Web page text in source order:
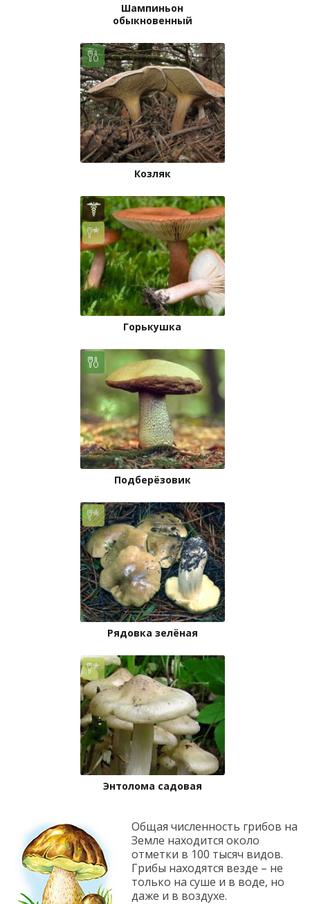
Шампиньон
обыкновенный
Козляк
Горькушка
Подберёзовик
Рядовка зелёная
Энтолома садовая
Общая численность грибов на
Земле находится около
отметки в 100 тысяч видов.
Грибы находятся везде – не
только на суше и в воде, но
даже и в воздухе.